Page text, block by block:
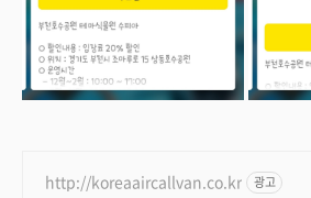
http://koreaaircallvan.co.kr 광고